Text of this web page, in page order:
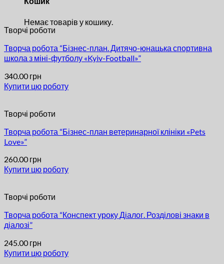
Немає товарів у кошику.
Творчі роботи
Творча робота “Бізнес-план. Дитячо-юнацька спортивна
школа з міні-футболу «Kyiv-Football»”
340.00грн
Купити цю роботу
Творчі роботи
Творча робота “Бізнес-план ветеринарної клініки «Pets
Love»”
260.00грн
Купити цю роботу
Творчі роботи
Творча робота “Конспект уроку Діалог. Розділові знаки в
діалозі”
245.00грн
Купити цю роботу